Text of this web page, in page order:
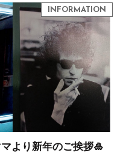
より新年のご挨拶🎍